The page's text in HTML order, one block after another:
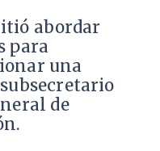
abordar
para
una
de